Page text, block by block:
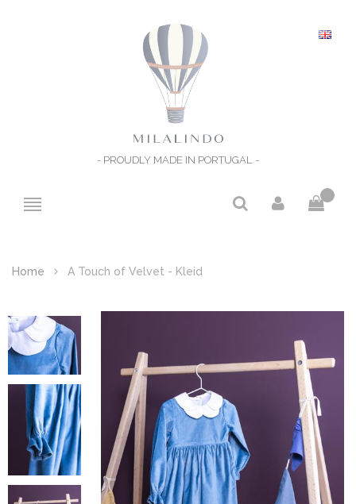
- PROUDLY MADE IN PORTUGAL -
Home A Touch of Velvet - Kleid